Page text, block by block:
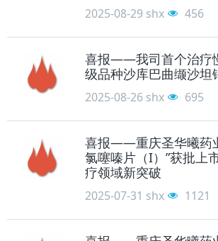
2025-08-29 shx 456
喜报——我司首个治疗
级品种沙库巴曲缬沙坦
2025-08-26 shx 695
喜报——重庆圣华曦药
氯噻嗪片（I）”获批上
疗领域新突破
2025-07-31 shx 1121